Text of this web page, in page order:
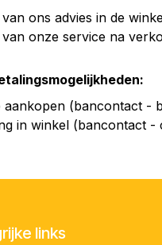
ons advies in de
van onze service na
aankopen (bancontact -
in winkel (bancontact -
links